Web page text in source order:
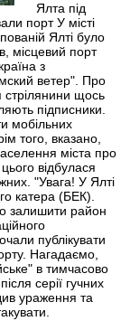
Ялта під
порт У місті
Ялті було
місцевий порт
з
ветер". Про
стрілянини щось
підписники.
мобільних
того, вказано,
міста про
відбулася
"Увага! У Ялті
катера (БЕК).
залишити район
публікувати
Нагадаємо,
в тимчасово
серії гучних
ураження та